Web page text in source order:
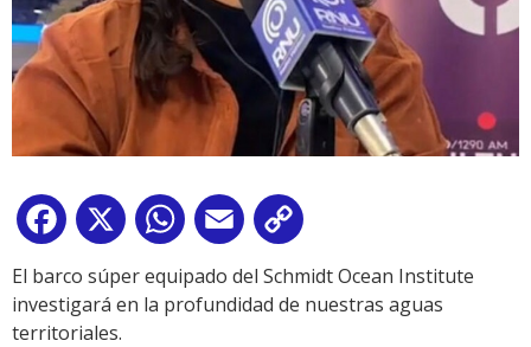
Facebook
X WhatsApp
Email
Link
El barco súper equipado del Schmidt Ocean Institute
investigará en la profundidad de nuestras aguas
territoriales.